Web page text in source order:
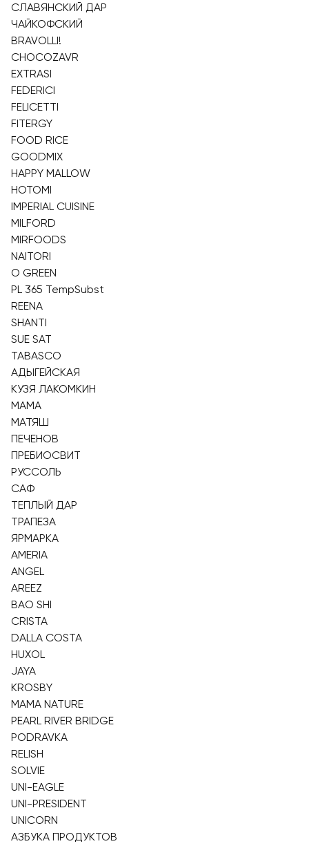
СЛАВЯНСКИЙ ДАР
ЧАЙКОФСКИЙ
BRAVOLLI!
CHOCOZAVR
EXTRASI
FEDERICI
FELICETTI
FITERGY
FOOD RICE
GOODMIX
HAPPY MALLOW
HOTOMI
IMPERIAL CUISINE
MILFORD
MIRFOODS
NAITORI
O GREEN
PL 365 TempSubst
REENA
SHANTI
SUE SAT
TABASCO
АДЫГЕЙСКАЯ
КУЗЯ ЛАКОМКИН
МАМА
МАТЯШ
ПЕЧЕНОВ
ПРЕБИОСВИТ
РУССОЛЬ
САФ
ТЕПЛЫЙ ДАР
ТРАПЕЗА
ЯРМАРКА
AMERIA
ANGEL
AREEZ
BAO SHI
CRISTA
DALLA COSTA
HUXOL
JAYA
KROSBY
MAMA NATURE
PEARL RIVER BRIDGE
PODRAVKA
RELISH
SOLVIE
UNI-EAGLE
UNI-PRESIDENT
UNICORN
АЗБУКА ПРОДУКТОВ